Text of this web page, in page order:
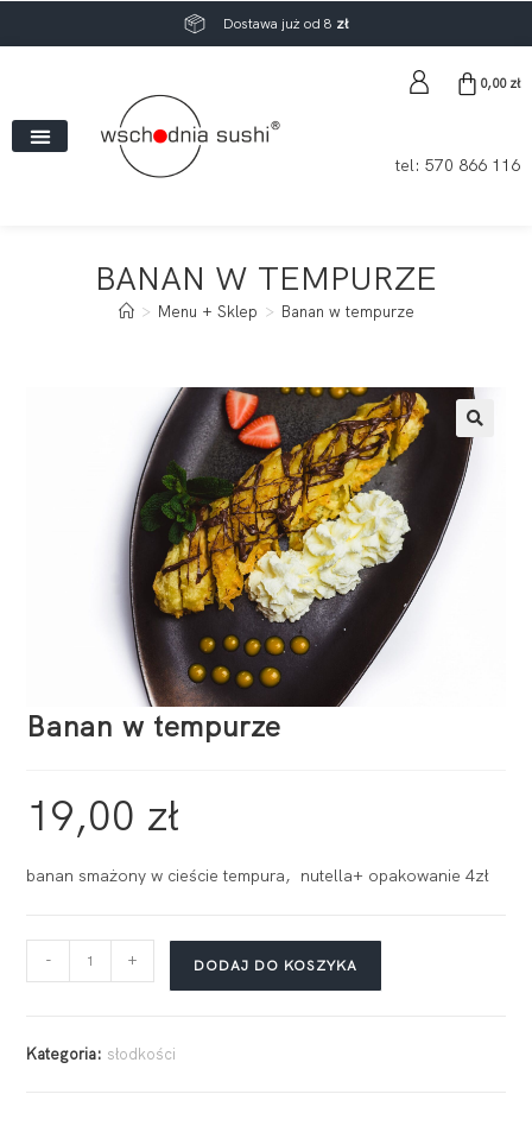
Dostawa już od 8 zł
0,00 zł
tel: 570 866 116
BANAN W TEMPURZE
> Menu + Sklep > Banan w tempurze
Banan w tempurze
19,00 zł
banan smażony w cieście tempura, nutella+ opakowanie 4zł
- + DODAJ DO KOSZYKA
Kategoria: słodkości